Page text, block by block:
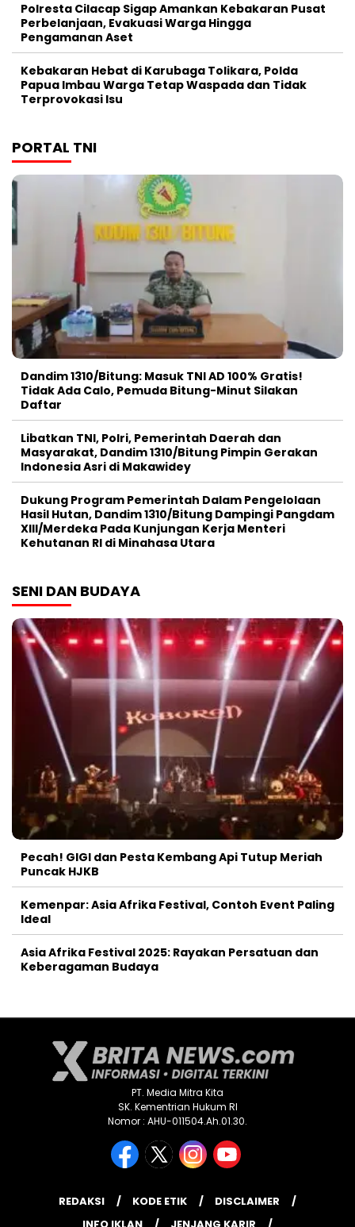
Polresta Cilacap Sigap Amankan Kebakaran Pusat
Perbelanjaan, Evakuasi Warga Hingga
Pengamanan Aset
Kebakaran Hebat di Karubaga Tolikara, Polda
Papua Imbau Warga Tetap Waspada dan Tidak
Terprovokasi Isu
PORTAL TNI
Dandim 1310/Bitung: Masuk TNI AD 100% Gratis!
Tidak Ada Calo, Pemuda Bitung-Minut Silakan
Daftar
Libatkan TNI, Polri, Pemerintah Daerah dan
Masyarakat, Dandim 1310/Bitung Pimpin Gerakan
Indonesia Asri di Makawidey
Dukung Program Pemerintah Dalam Pengelolaan
Hasil Hutan, Dandim 1310/Bitung Dampingi Pangdam
XIII/Merdeka Pada Kunjungan Kerja Menteri
Kehutanan RI di Minahasa Utara
SENI DAN BUDAYA
Pecah! GIGI dan Pesta Kembang Api Tutup Meriah
Puncak HJKB
Kemenpar: Asia Afrika Festival, Contoh Event Paling
Ideal
Asia Afrika Festival 2025: Rayakan Persatuan dan
Keberagaman Budaya
PT. Media Mitra Kita
SK. Kementrian Hukum RI
Nomor : AHU-011504.Ah.01.30.
REDAKSI KODE ETIK
DISCLAIMER